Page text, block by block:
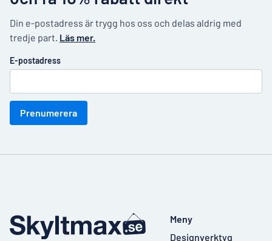
Din e-postadress är trygg hos oss och delas aldrig med
tredje part. Läs mer.
E-postadress
Prenumerera
Meny
Designverktyg